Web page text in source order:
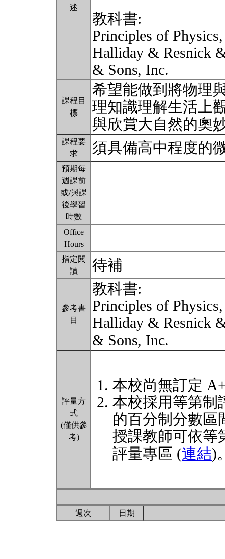
述
教科書:
Principles of
Halliday & Resnick
& Sons, Inc.
課程目
標
希望能做到將物理
理知識理解生活上
與欣賞大自然的奧
課程要
求
須具備高中程度的
預期每
週課前
或/與課
後學習
時數
Office
Hours
指定閱
讀
待補
參考書
目
教科書:
Principles of
Halliday & Resnick
& Sons, Inc.
評量方
式
(僅供參
考)
本校尚無訂定
本校採用等第制
的百分制分數區
授課教師可依等
評量專區 (連結)
週次 日期